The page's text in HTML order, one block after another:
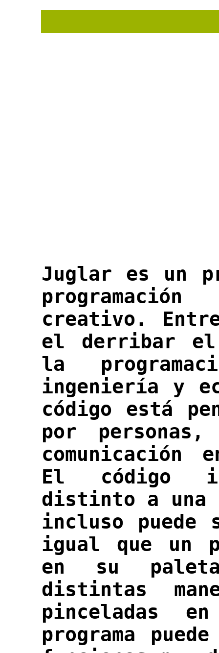
Juglar es un
creativo.
el derribar el
la
ingeniería y
código está
por
comunicación
El código
distinto a una
incluso
igual que un
en su
distintas
pinceladas
programa